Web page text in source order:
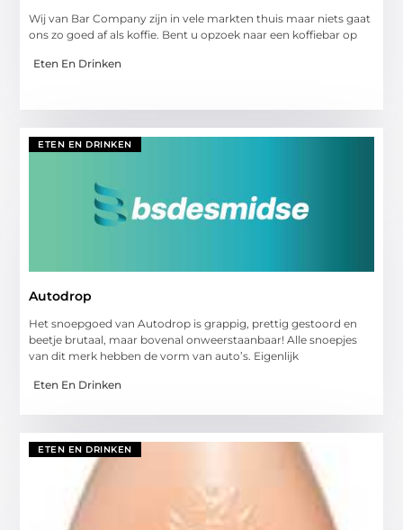
Wij van Bar Company zijn in vele markten thuis maar niets gaat
ons zo goed af als koffie. Bent u opzoek naar een koffiebar op
Eten En Drinken
ETEN EN DRINKEN
Autodrop
Het snoepgoed van Autodrop is grappig, prettig gestoord en
beetje brutaal, maar bovenal onweerstaanbaar! Alle snoepjes
van dit merk hebben de vorm van auto’s. Eigenlijk
Eten En Drinken
ETEN EN DRINKEN